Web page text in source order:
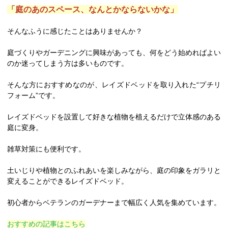
「庭のあのスペース、なんとかならないかな」
そんなふうに感じたことはありませんか？
庭づくりやガーデニングに興味があっても、何をどう始めればよい
のか迷ってしまう方は多いものです。
そんな方におすすめなのが、レイズドベッドを取り入れた“プチリ
フォーム”です。
レイズドベッドを設置して好きな植物を植えるだけで立体感のある
庭に変身。
雑草対策にも便利です。
土いじりや植物とのふれあいを楽しみながら、庭の印象をガラリと
変えることができるレイズドベッド。
初心者からベテランのガーデナーまで幅広く人気を集めています。
おすすめの記事はこちら